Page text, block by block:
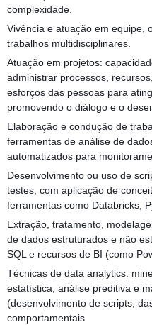
complexidade.
Vivência e atuação em equipe,
trabalhos multidisciplinares.
Atuação em projetos:
administrar processos,
esforços das pessoas para
promovendo o diálogo e o
Elaboração e condução de
ferramentas de análise de
automatizados para
Desenvolvimento ou uso de
testes, com aplicação de
ferramentas como Databricks,
Extração, tratamento,
de dados estruturados e não
SQL e recursos de BI (como
Técnicas de data analytics:
estatística, análise preditiva e
(desenvolvimento de scripts,
comportamentais